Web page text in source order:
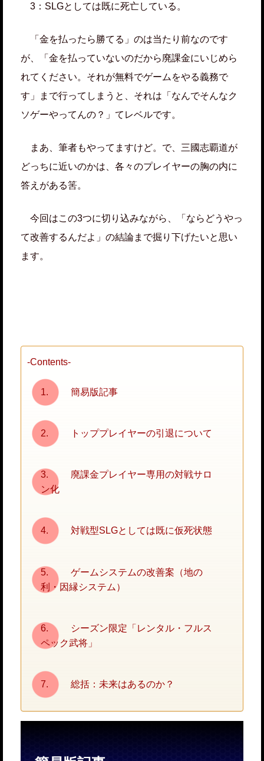
3：SLGとしては既に死亡している。
「金を払ったら勝てる」のは当たり前なのです
が、「金を払っていないのだから廃課金にいじめら
れてください。それが無料でゲームをやる義務で
す」まで行ってしまうと、それは「なんでそんなク
ソゲーやってんの？」てレベルです。
まあ、筆者もやってますけど。で、三國志覇道が
どっちに近いのかは、各々のプレイヤーの胸の内に
答えがある筈。
今回はこの3つに切り込みながら、「ならどうやっ
て改善するんだよ」の結論まで掘り下げたいと思い
ます。
-Contents-
簡易版記事
トッププレイヤーの引退について
廃課金プレイヤー専用の対戦サロ
ン化
対戦型SLGとしては既に仮死状態
ゲームシステムの改善案（地の
利・因縁システム）
シーズン限定「レンタル・フルス
ペック武将」
総括：未来はあるのか？